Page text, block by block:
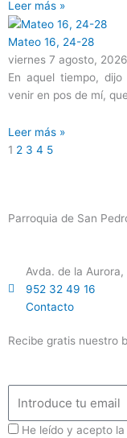
Leer más »
Mateo 16, 24-28
viernes 7 agosto, 2026
En aquel tiempo,
venir en pos de mí,
Leer más »
1 2 3 4 5
Parroquia de San
Avda. de la
952 32 49 16
Contacto
Recibe gratis nuestro
ProteccionDatos
He leído y acepto